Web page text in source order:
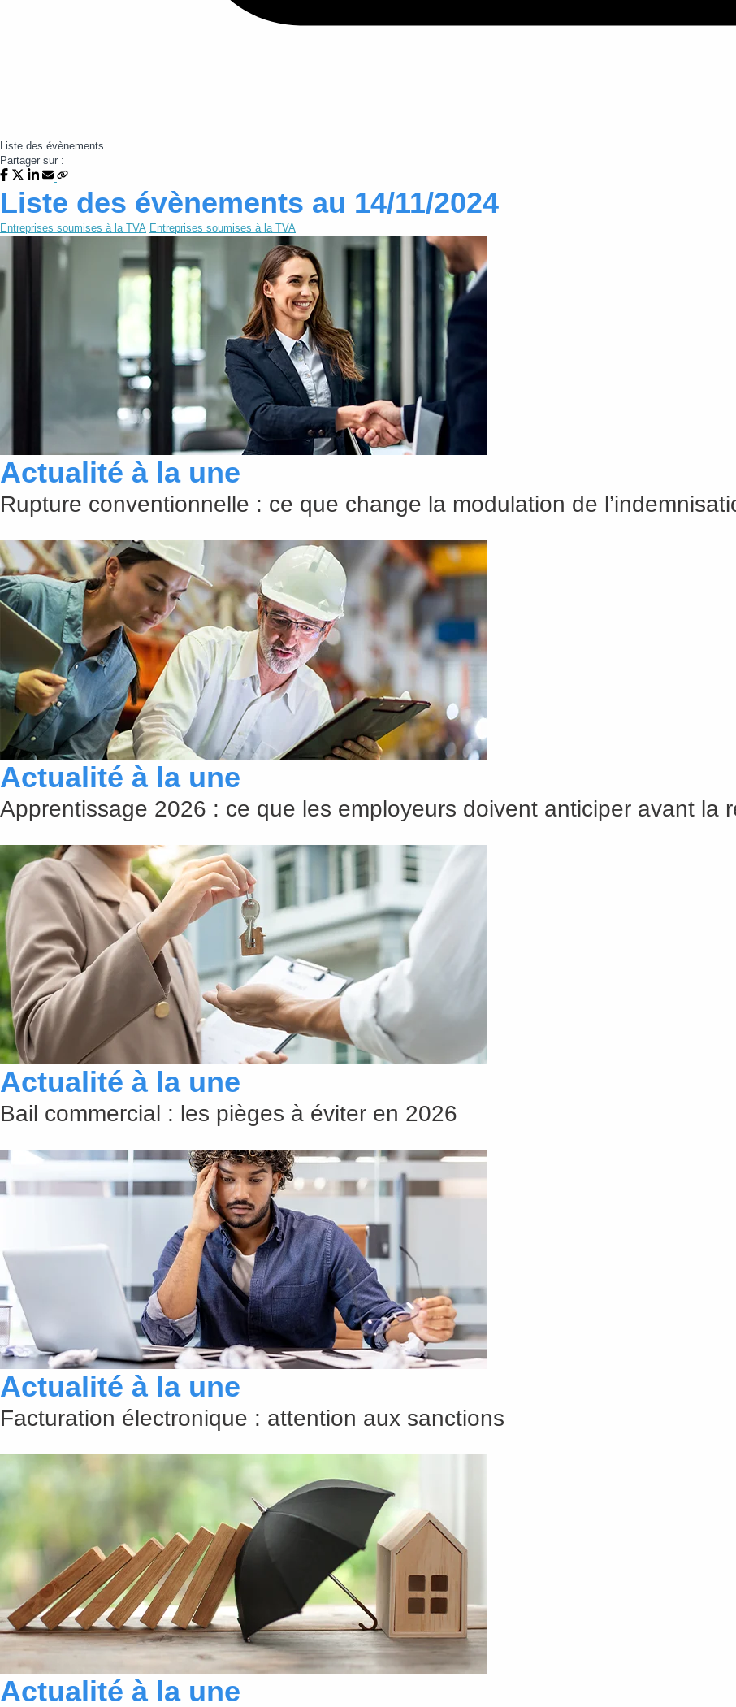
Liste des évènements
Partager sur :
Liste des évènements au 14/11/2024
Entreprises soumises à la TVA Entreprises soumises à la TVA
Actualité à la une
Rupture conventionnelle : ce que change la modulation de
Actualité à la une
Apprentissage 2026 : ce que les employeurs doivent anticiper avant la
Actualité à la une
Bail commercial : les pièges à éviter en 2026
Actualité à la une
Facturation électronique : attention aux sanctions
Actualité à la une